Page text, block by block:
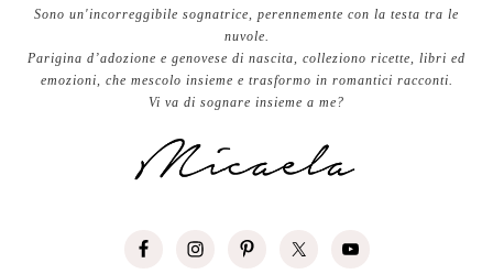
Sono un'incorreggibile sognatrice, perennemente con la testa tra le
nuvole.
Parigina d’adozione e genovese di nascita, colleziono ricette, libri ed
emozioni, che mescolo insieme e trasformo in romantici racconti.
Vi va di sognare insieme a me?